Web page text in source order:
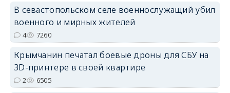
В севастопольском селе военнослужащий убил
военного и мирных жителей
4 7260
Крымчанин печатал боевые дроны для СБУ на
3D-принтере в своей квартире
2 6505